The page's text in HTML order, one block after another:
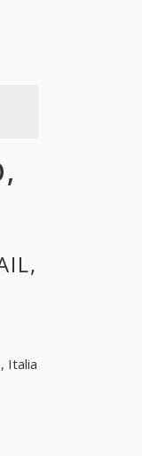
Italia